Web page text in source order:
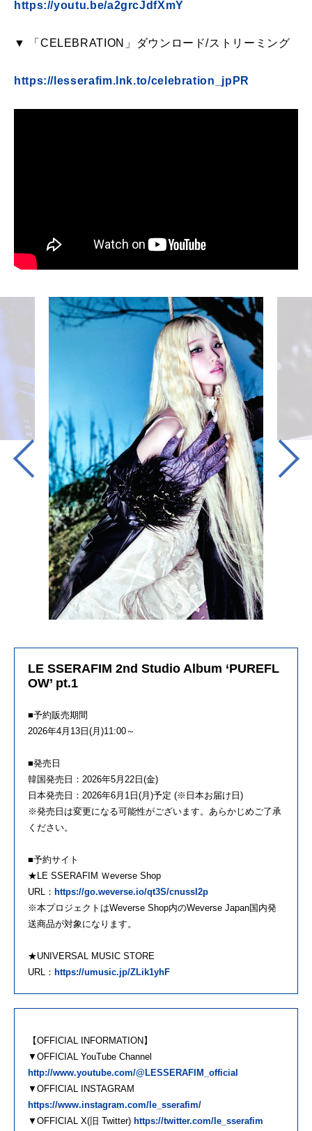
https://youtu.be/a2grcJdfXmY
▼ 「CELEBRATION」ダウンロード/ストリーミング
https://lesserafim.lnk.to/celebration_jpPR
LE SSERAFIM 2nd Studio Album ‘PUREFL
OW’ pt.1
■予約販売期間
2026年4月13日(月)11:00～
■発売日
韓国発売日：2026年5月22日(金)
日本発売日：2026年6月1日(月)予定 (※日本お届け日)
※発売日は変更になる可能性がございます。あらかじめご了承
ください。
■予約サイト
★LE SSERAFIM Ｗeverse Shop
URL： https://go.weverse.io/qt3S/cnussl2p
※本プロジェクトはWeverse Shop内のWeverse Japan国内発
送商品が対象になります。
★UNIVERSAL MUSIC STORE
URL： https://umusic.jp/ZLik1yhF
【OFFICIAL INFORMATION】
▼OFFICIAL YouTube Channel
http://www.youtube.com/@LESSERAFIM_official
▼OFFICIAL INSTAGRAM
https://www.instagram.com/le_sserafim/
▼OFFICIAL X(旧 Twitter) https://twitter.com/le_sserafim